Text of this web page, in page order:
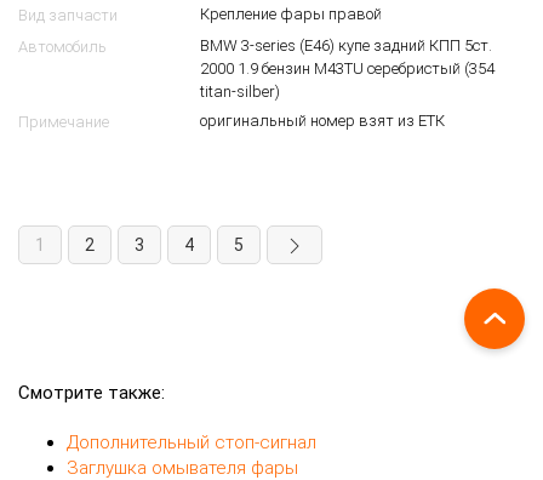
Вид запчасти
Крепление фары правой
Автомобиль
BMW 3-series (E46) купе задний КПП 5ст.
2000 1.9 бензин M43TU серебристый (354
titan-silber)
Примечание
оригинальный номер взят из ЕТК
1 2 3 4 5
Смотрите также:
Дополнительный стоп-сигнал
Заглушка омывателя фары